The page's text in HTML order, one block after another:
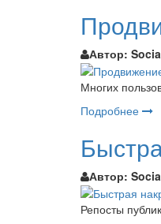
Автор:
Многих
Подробнее
Автор:
Репосты